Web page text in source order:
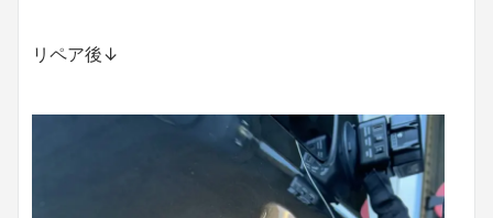
リペア後↓